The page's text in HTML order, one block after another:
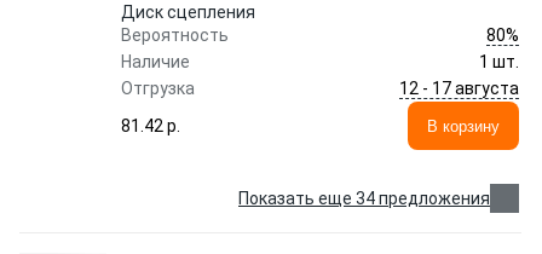
Диск сцепления
Вероятность
80%
Наличие
1 шт.
Отгрузка
12 - 17 августа
81.42 p.
В корзину
Показать еще 34 предложения